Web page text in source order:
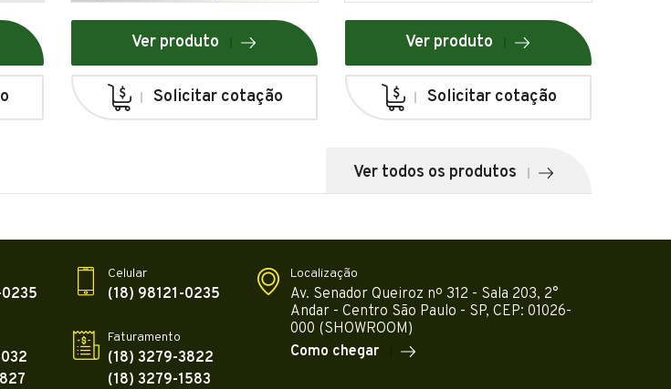
Ver produto
Solicitar cotação
Ver produto
Solicitar cotação
Ver todos os produtos
Celular
(18) 98121-0235
Faturamento
(18) 3279-3822
(18) 3279-1583
Localização
Av. Senador Queiroz nº 312 - Sala 203, 2°
Andar - Centro São Paulo - SP, CEP: 01026-
000 (SHOWROOM)
Como chegar